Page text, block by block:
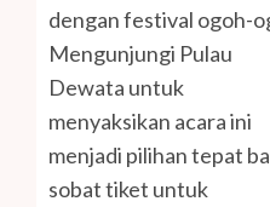
dengan festival ogoh-
Mengunjungi Pulau
Dewata untuk
menyaksikan acara ini
menjadi pilihan tepat
sobat tiket untuk